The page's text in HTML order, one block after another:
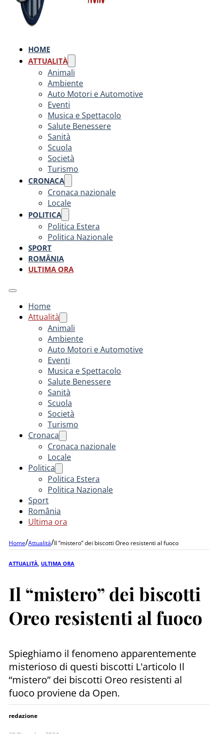
HOME
ATTUALITÀ
Animali
Ambiente
Auto Motori e Automotive
Eventi
Musica e Spettacolo
Salute Benessere
Sanità
Scuola
Società
Turismo
CRONACA
Cronaca nazionale
Locale
POLITICA
Politica Estera
Politica Nazionale
SPORT
ROMÂNIA
ULTIMA ORA
Home
Attualità
Animali
Ambiente
Auto Motori e Automotive
Eventi
Musica e Spettacolo
Salute Benessere
Sanità
Scuola
Società
Turismo
Cronaca
Cronaca nazionale
Locale
Politica
Politica Estera
Politica Nazionale
Sport
România
Ultima ora
Home/Attualità/Il “mistero” dei biscotti Oreo resistenti al fuoco
ATTUALITÀ ULTIMA ORA
Il “mistero” dei biscotti
Oreo resistenti al fuoco
Spieghiamo il fenomeno apparentemente
misterioso di questi biscotti L'articolo Il
“mistero” dei biscotti Oreo resistenti al
fuoco proviene da Open.
redazione